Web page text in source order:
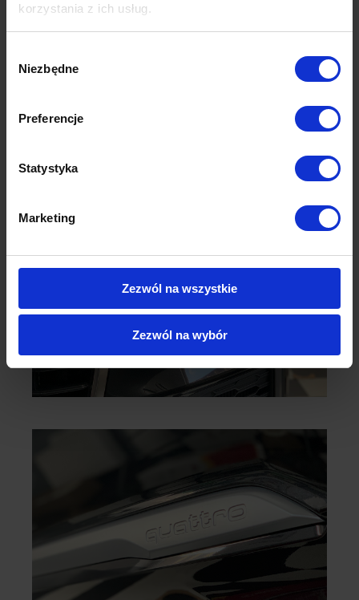
korzystania z ich usług.
zgody
Niezbędne
Preferencje
Statystyka
Marketing
Zezwól na wszystkie
Zezwól na wybór